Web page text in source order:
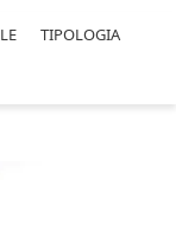
TIPOLOGIA